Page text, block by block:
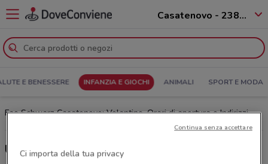
Casatenovo - 23880
E BENESSERE INFANZIA E GIOCHI ANIMALI SPORT E MODA
Fao Schwarz Casatenovo: Volantino, Orari di apertura e Indirizzi
Ultime offerte del volantino Fao Schwarz
Ci importa della tua privacy
Continua senza accettare